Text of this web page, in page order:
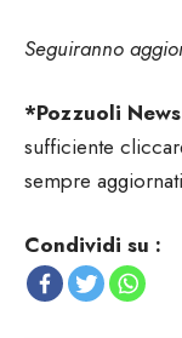
Seguiranno
*Pozzuoli
sufficiente
sempre
Condividi su :